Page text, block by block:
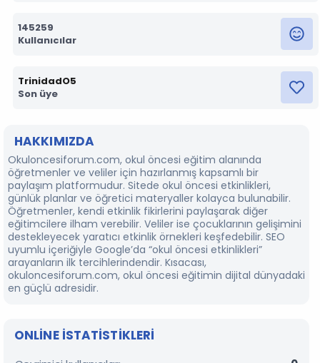
145259
Kullanıcılar
TrinidadO5
Son üye
HAKKIMIZDA
Okuloncesiforum.com, okul öncesi eğitim alanında
öğretmenler ve veliler için hazırlanmış kapsamlı bir
paylaşım platformudur. Sitede okul öncesi etkinlikleri,
günlük planlar ve öğretici materyaller kolayca bulunabilir.
Öğretmenler, kendi etkinlik fikirlerini paylaşarak diğer
eğitimcilere ilham verebilir. Veliler ise çocuklarının gelişimini
destekleyecek yaratıcı etkinlik örnekleri keşfedebilir. SEO
uyumlu içeriğiyle Google’da “okul öncesi etkinlikleri”
arayanların ilk tercihlerindendir. Kısacası,
okuloncesiforum.com, okul öncesi eğitimin dijital dünyadaki
en güçlü adresidir.
ONLINE ISTATISTIKLERI